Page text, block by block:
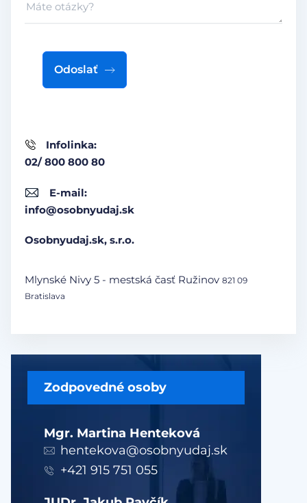
Zodpovedné osoby
Mgr. Martina Henteková
hentekova@osobnyudaj.sk
+421 915 751 055
Infolinka:
02/ 800 800 80
E-mail:
info@osobnyudaj.sk
Osobnyudaj.sk, s.r.o.
Mlynské Nivy 5 - mestská časť Ružinov 821 09
Bratislava
Odoslať